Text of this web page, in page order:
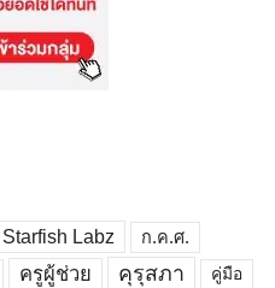
Starfish Labz ก.ค.ศ.
ครูผู้ช่วย คุรุสภา คู่มือ